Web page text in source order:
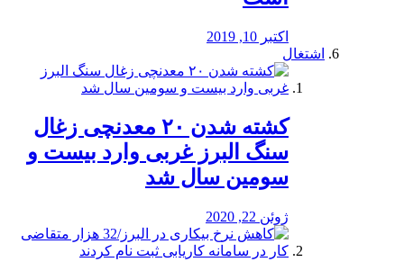
اکتبر 10, 2019
اشتغال
کشته شدن ۲۰ معدنچی زغال
سنگ البرز غربی وارد بیست و
سومین سال شد
ژوئن 22, 2020